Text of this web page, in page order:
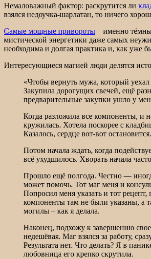
Немаловажный фактор: раскрутится ли
взялся недоучка-шарлатан, то ничего
Самые мощные привороты – именно
мистической энергетики даже самых
необходима и долгая практика и, как уже
Интересующиеся магией люди делятся
«Чтобы вернуть мужа, который
Закупила дорогущих свечей, ещё
предварительные закупки ушло у
Когда разложила все компоненты, и
кружилась. Хотела поскорее с
Казалось, сердце вот-вот остановится.
Потом начала ждать, когда
всё ухудшилось. Хворать начала
Прошло ещё полгода. Честно —
может помочь. Тот маг меня и
Попросил меня указать и тот
компоненты там не были указаны, а
могилы – как я делала.
Наконец, подхожу к завершению
недешёвая. Маг взялся за работу,
Результата нет. Что делать? Я в
любовница его крепко скрутила.